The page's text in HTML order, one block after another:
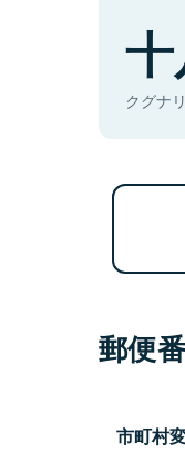
クグナ
郵便
市町村